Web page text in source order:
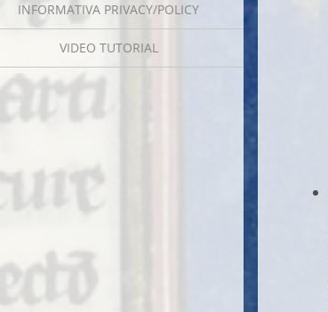
INFORMATIVA PRIVACY/POLICY
VIDEO TUTORIAL